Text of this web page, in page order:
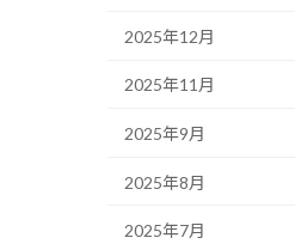
2025年12月
2025年11月
2025年9月
2025年8月
2025年7月